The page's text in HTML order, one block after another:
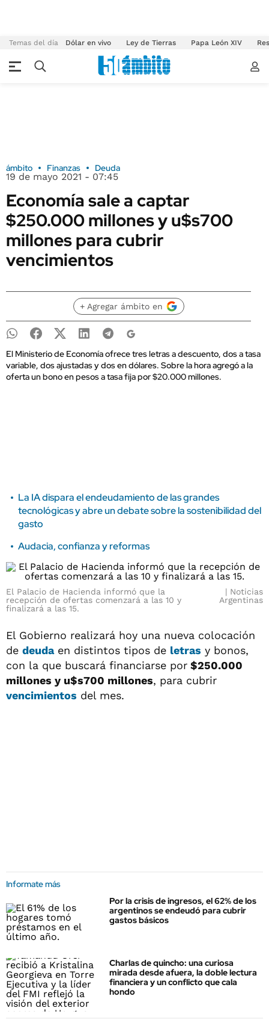
Temas del día Dólar en vivo Ley de Tierras Papa León XIV
ámbito Finanzas Deuda
19 de mayo 2021 - 07:45
Economía sale a captar
$250.000 millones y u$s700
millones para cubrir
vencimientos
+ Agregar ámbito en
El Ministerio de Economía ofrece tres letras a descuento, dos a tasa
variable, dos ajustadas y dos en dólares. Sobre la hora agregó a la
oferta un bono en pesos a tasa fija por $20.000 millones.
La IA dispara el endeudamiento de las grandes
tecnológicas y abre un debate sobre la sostenibilidad del
gasto
Audacia, confianza y reformas
El Palacio de Hacienda informó que la
recepción de ofertas comenzará a las 10 y
finalizará a las 15.
Noticias
Argentinas
El Gobierno realizará hoy una nueva colocación
de deudaen distintos tipos de letras y bonos,
con la que buscará financiarse por $250.000
millones y u$s700 millones, para cubrir
vencimientos del mes.
Informate más
Por la crisis de ingresos, el 62% de los
argentinos se endeudó para cubrir
gastos básicos
Charlas de quincho: una curiosa
mirada desde afuera, la doble lectura
financiera y un conflicto que cala
hondo